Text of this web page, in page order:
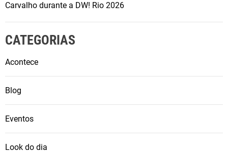
Carvalho durante a DW! Rio 2026
CATEGORIAS
Acontece
Blog
Eventos
Look do dia